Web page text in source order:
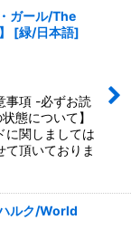
ガール/The
[緑/日本語]
事項 -必ずお読
態について】
に関しましては
て頂いておりま
ルク/World